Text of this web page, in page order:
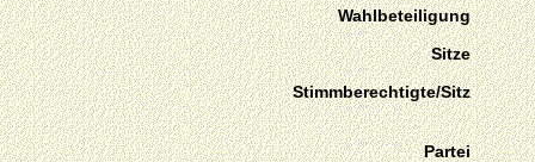
Wahlbeteiligung
Sitze
Stimmberechtigte/Sitz
Partei